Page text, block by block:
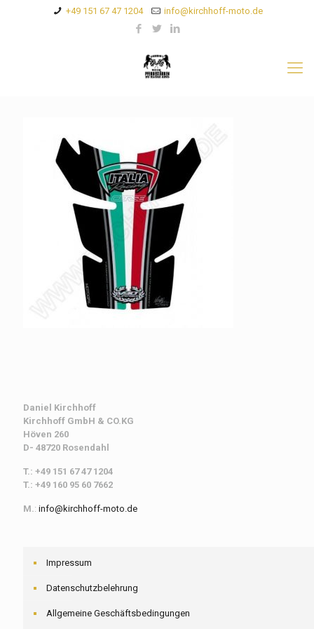
+49 151 67 47 1204 info@kirchhoff-moto.de
Daniel Kirchhoff
Kirchhoff GmbH & CO.KG
Höven 260
D- 48720 Rosendahl
T.: +49 151 67 47 1204
T.: +49 160 95 60 7662
M.: info@kirchhoff-moto.de
Impressum
Datenschutzbelehrung
Allgemeine Geschäftsbedingungen